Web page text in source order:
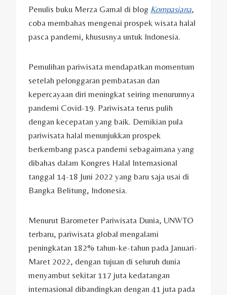
Penulis buku Merza Gamal di blog Kompasiana,
coba membahas mengenai prospek wisata halal
pasca pandemi, khususnya untuk Indonesia.
Pemulihan pariwisata mendapatkan momentum
setelah pelonggaran pembatasan dan
kepercayaan diri meningkat seiring menurunnya
pandemi Covid-19. Pariwisata terus pulih
dengan kecepatan yang baik. Demikian pula
pariwisata halal menunjukkan prospek
berkembang pasca pandemi sebagaimana yang
dibahas dalam Kongres Halal Internasional
tanggal 14-18 Juni 2022 yang baru saja usai di
Bangka Belitung, Indonesia.
Menurut Barometer Pariwisata Dunia, UNWTO
terbaru, pariwisata global mengalami
peningkatan 182% tahun-ke-tahun pada Januari-
Maret 2022, dengan tujuan di seluruh dunia
menyambut sekitar 117 juta kedatangan
internasional dibandingkan dengan 41 juta pada